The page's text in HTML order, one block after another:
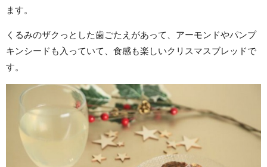
ます。
くるみのザクっとした歯ごたえがあって、アーモンドやパンプ
キンシードも入っていて、食感も楽しいクリスマスブレッドで
す。